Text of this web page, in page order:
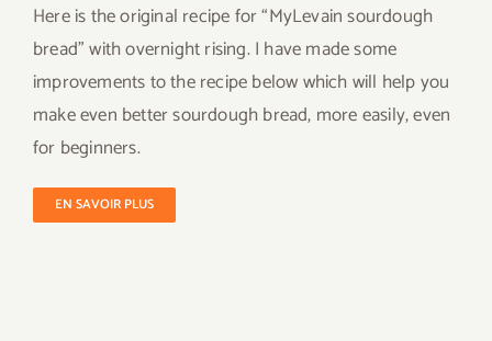
Here is the original recipe for “MyLevain sourdough
bread” with overnight rising. I have made some
improvements to the recipe below which will help you
make even better sourdough bread, more easily, even
for beginners.
EN SAVOIR PLUS